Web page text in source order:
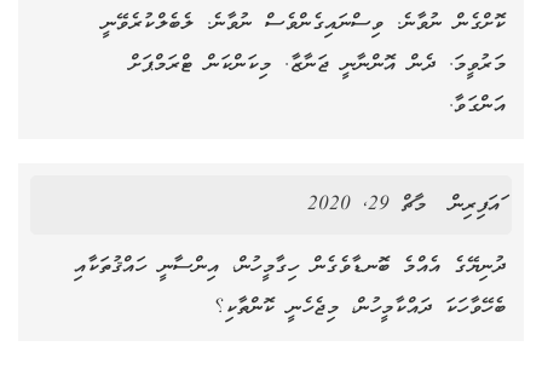
ކޮށްގެން ނުވާނެ. ވިސްނައިގެންވެސް ނުވާނެ. ލެބެލްކުރެވޭނީ
މަރުވީމަ. ދެން އޮންނާނީ ޖަނާޒާ. މިކަންކަން ޓްރަމްޕަށް
އަންގަވާ.
ައަފިރިން މާޗް 29, 2020
ދުނިޔޭގެ އެއްމެ ބޮނޑާވެގެން ހިގާމީހުން، އިންސާނީ ހައްޤުތަކާއި
ބެހޭވާހަކަ ދައްކާމީހުން، މިޖެހެނީ ކޮންތާކި؟